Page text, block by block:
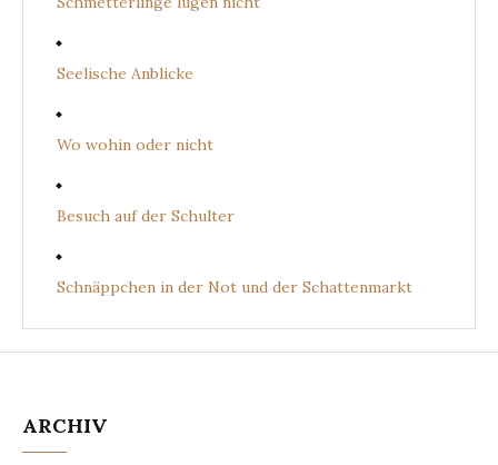
Seelische Anblicke
Wo wohin oder nicht
Besuch auf der Schulter
Schnäppchen in der Not und der Schattenmarkt
ARCHIV